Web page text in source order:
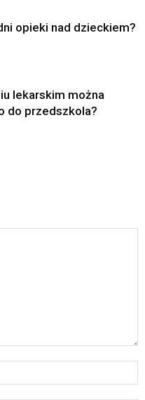
opieki nad dzieckiem?
lekarskim można
do przedszkola?